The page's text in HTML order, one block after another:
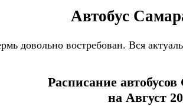
Автобус
довольно востребован. Вся
Расписание
на Август